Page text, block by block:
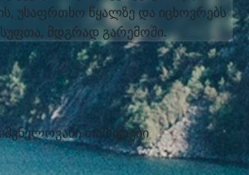
უსაფრთხო წყალზე და იცხოვრებს
მდგრად გარემოში.
თარიღები